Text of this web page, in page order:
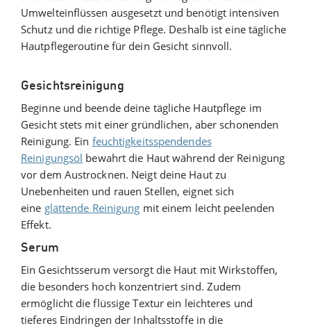
Umwelteinflüssen ausgesetzt und benötigt intensiven
Schutz und die richtige Pflege. Deshalb ist eine tägliche
Hautpflegeroutine für dein Gesicht sinnvoll.
Gesichtsreinigung
Beginne und beende deine tägliche Hautpflege im
Gesicht stets mit einer gründlichen, aber schonenden
Reinigung. Ein feuchtigkeitsspendendes
Reinigungsöl bewahrt die Haut während der Reinigung
vor dem Austrocknen. Neigt deine Haut zu
Unebenheiten und rauen Stellen, eignet sich
eine glättende Reinigung mit einem leicht peelenden
Effekt.
Serum
Ein Gesichtsserum versorgt die Haut mit Wirkstoffen,
die besonders hoch konzentriert sind. Zudem
ermöglicht die flüssige Textur ein leichteres und
tieferes Eindringen der Inhaltsstoffe in die